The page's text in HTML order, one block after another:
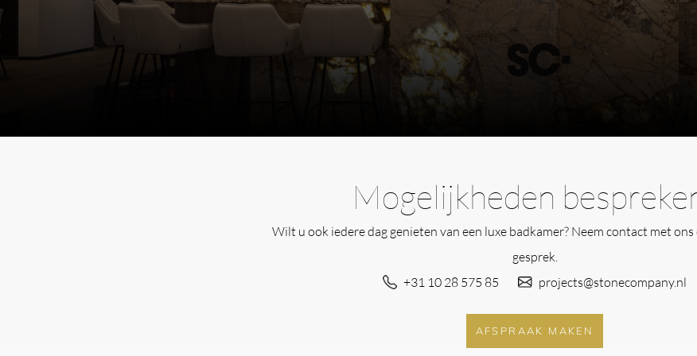
Kenmerken en specificaties:
REXA Design Shelf for Dip bathtub (
artikelcode
Merk:REXA Design
: geschikt voor shampoo-, conditioner- en
douchegelflessen, zeepdispensers, scrubpotten, kaarsen, glazen,
: geïntegreerde haak voor handdoeken, sponzen
Mogelijkheden
Wilt u ook iedere dag genieten van een luxe badkamer? Neem contact met
gesprek.
+31 10 28 575 85
projects@stonecompany.nl
AFSPRAAK MAKEN